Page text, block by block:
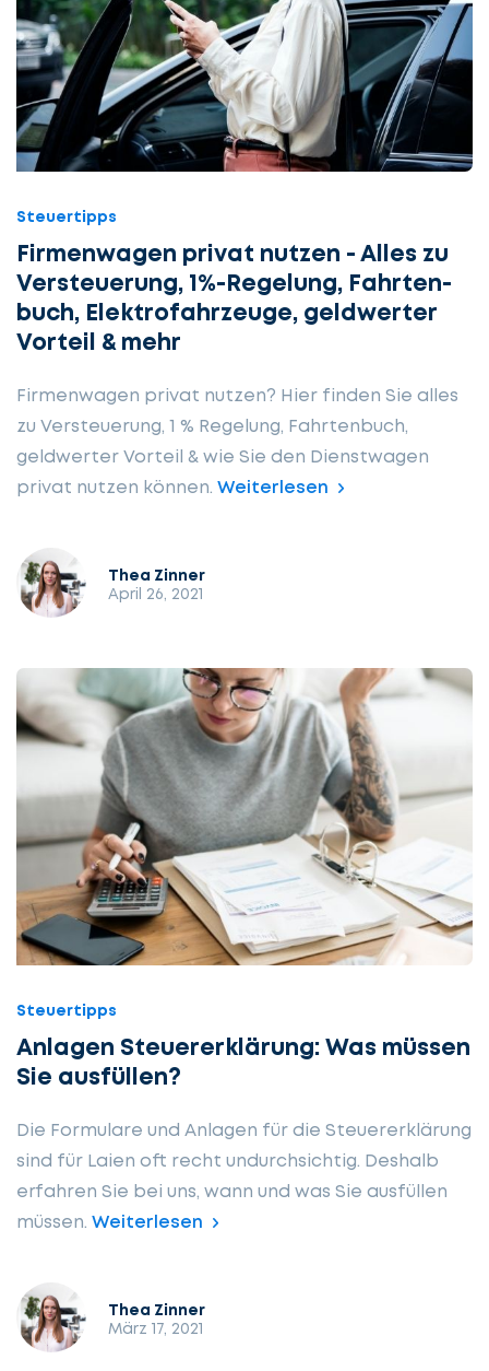
Steuertipps
Firmen­wagen privat nutzen - Alles zu
Ver­steuerung, 1%-Regelung, Fahrten­
buch, Elektro­fahrzeuge, geld­werter
Vorteil & mehr
Firmenwagen privat nutzen? Hier finden Sie alles
zu Versteuerung, 1 % Regelung, Fahrtenbuch,
geldwerter Vorteil & wie Sie den Dienstwagen
privat nutzen können. Weiterlesen
Thea Zinner
April 26, 2021
Steuertipps
Anlagen Steuererklärung: Was müssen
Sie ausfüllen?
Die Formulare und Anlagen für die Steuererklärung
sind für Laien oft recht undurchsichtig. Deshalb
erfahren Sie bei uns, wann und was Sie ausfüllen
müssen. Weiterlesen
Thea Zinner
März 17, 2021